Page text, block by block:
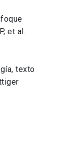
et al.
texto